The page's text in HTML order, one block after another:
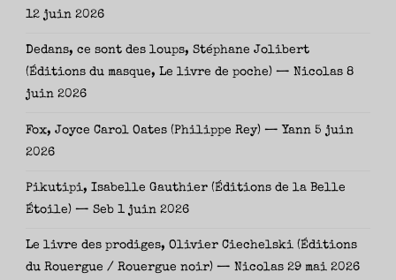
12 juin 2026
Dedans, ce sont des loups, Stéphane Jolibert
(Éditions du masque, Le livre de poche) — Nicolas 8
juin 2026
Fox, Joyce Carol Oates (Philippe Rey) — Yann 5 juin
2026
Pikutipi, Isabelle Gauthier (Éditions de la Belle
Étoile) — Seb 1 juin 2026
Le livre des prodiges, Olivier Ciechelski (Éditions
du Rouergue / Rouergue noir) — Nicolas 29 mai 2026